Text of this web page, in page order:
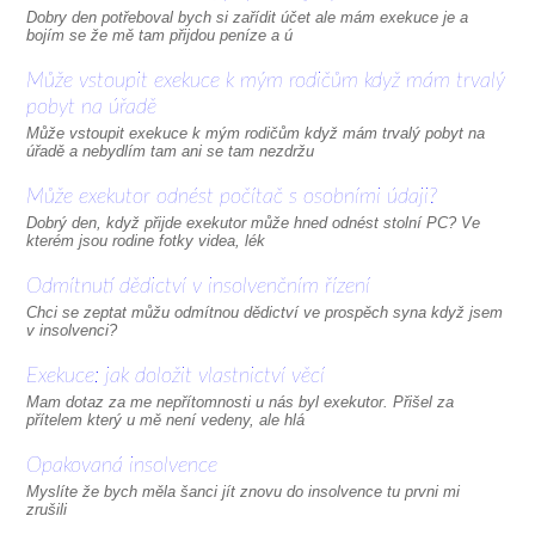
Dobry den potřeboval bych si zařídit účet ale mám exekuce je a
bojím se že mě tam přijdou peníze a ú
Může vstoupit exekuce k mým rodičům když mám trvalý
pobyt na úřadě
Může vstoupit exekuce k mým rodičům když mám trvalý pobyt na
úřadě a nebydlím tam ani se tam nezdržu
Může exekutor odnést počítač s osobními údaji?
Dobrý den, když přijde exekutor může hned odnést stolní PC? Ve
kterém jsou rodine fotky videa, lék
Odmítnutí dědictví v insolvenčním řízení
Chci se zeptat můžu odmítnou dědictví ve prospěch syna když jsem
v insolvenci?
Exekuce: jak doložit vlastnictví věcí
Mam dotaz za me nepřítomnosti u nás byl exekutor. Přišel za
přítelem který u mě není vedeny, ale hlá
Opakovaná insolvence
Myslíte že bych měla šanci jít znovu do insolvence tu prvni mi
zrušili